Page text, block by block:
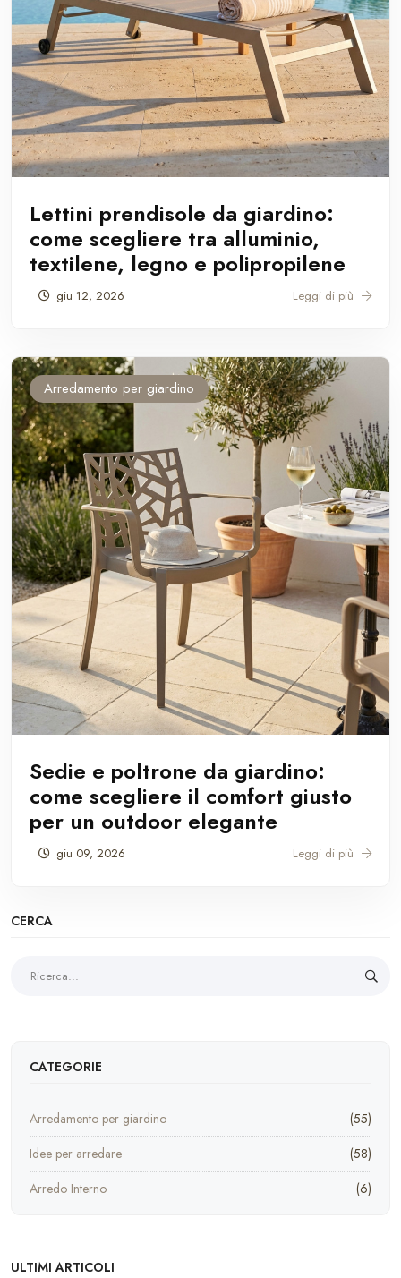
Lettini prendisole da giardino:
come scegliere tra alluminio,
textilene, legno e polipropilene
giu 12, 2026 Leggi di più
Arredamento per giardino
Sedie e poltrone da giardino:
come scegliere il comfort giusto
per un outdoor elegante
giu 09, 2026 Leggi di più
CERCA
CATEGORIE
Arredamento per giardino
(55)
Idee per arredare
(58)
Arredo Interno
(6)
ULTIMI ARTICOLI